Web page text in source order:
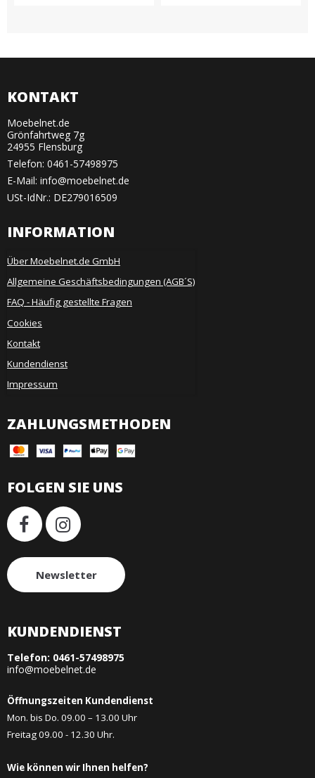
KONTAKT
Moebelnet.de
Grönfahrtweg 7g
24955 Flensburg
Telefon: 0461-57498975
E-Mail: info@moebelnet.de
USt-IdNr.: DE279016509
INFORMATION
Über Moebelnet.de GmbH
Allgemeine Geschäftsbedingungen (AGB´S)
FAQ - Häufig gestellte Fragen
Cookies
Kontakt
Kundendienst
Impressum
ZAHLUNGSMETHODEN
FOLGEN SIE UNS
Newsletter
KUNDENDIENST
Telefon: 0461-57498975
info@moebelnet.de
Öffnungszeiten Kundendienst
Mon. bis Do. 09.00 – 13.00 Uhr
Freitag 09.00 - 12.30 Uhr.
Wie können wir Ihnen helfen?